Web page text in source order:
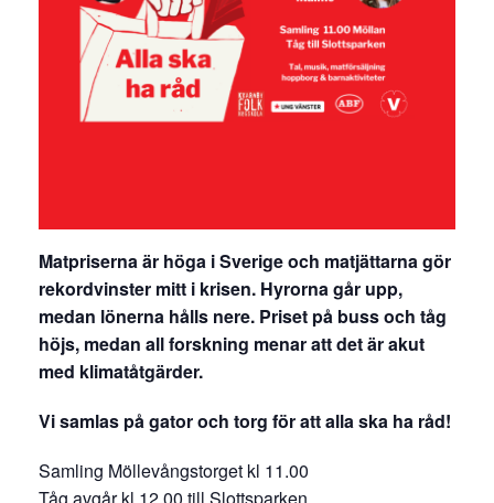
Matpriserna är höga i Sverige och matjättarna gör
rekordvinster mitt i krisen. Hyrorna går upp,
medan lönerna hålls nere. Priset på buss och tåg
höjs, medan all forskning menar att det är akut
med klimatåtgärder.
Vi samlas på gator och torg för att alla ska ha råd!
Samling Möllevångstorget kl 11.00